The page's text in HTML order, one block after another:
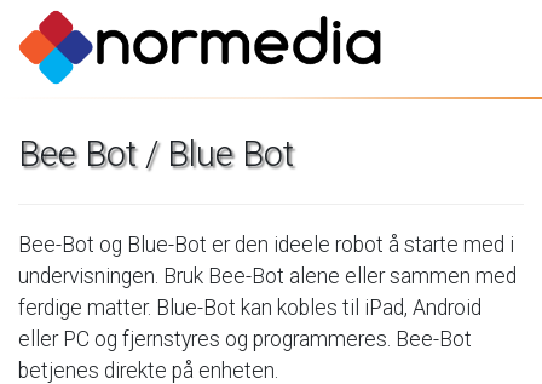
Bee Bot / Blue Bot
Bee-Bot og Blue-Bot er den ideele robot å starte med i
undervisningen. Bruk Bee-Bot alene eller sammen med
ferdige matter. Blue-Bot kan kobles til iPad, Android
eller PC og fjernstyres og programmeres. Bee-Bot
betjenes direkte på enheten.